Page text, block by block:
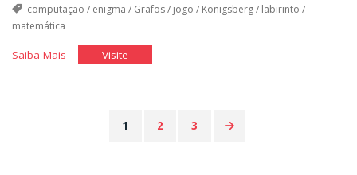
computação / enigma / Grafos/ jogo / Konigsberg/ labirinto /
matemática
Saiba Mais"O
Visite"O
1 2 3